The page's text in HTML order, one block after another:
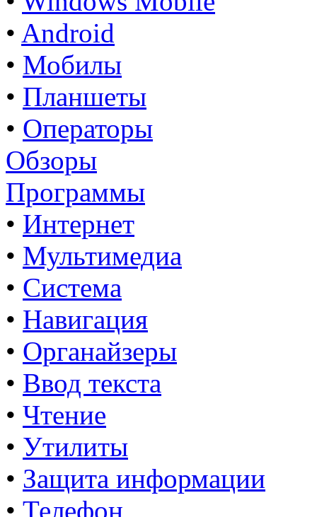
• Android
• Мобилы
• Планшеты
• Операторы
Обзоры
Программы
• Интернет
• Мультимедиа
• Система
• Навигация
• Органайзеры
• Ввод текста
• Чтение
• Утилиты
• Защита информации
• Телефон